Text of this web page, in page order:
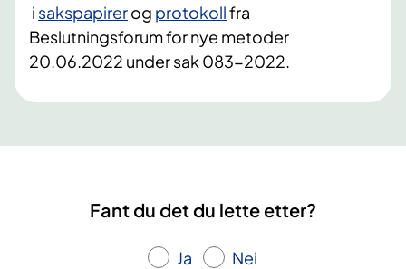
i sakspapirerog protokoll​​ fra
Beslutningsforum for nye metoder
20.06.2022 under sak 083-2022.​
Fant du det du lette etter?
Ja Nei